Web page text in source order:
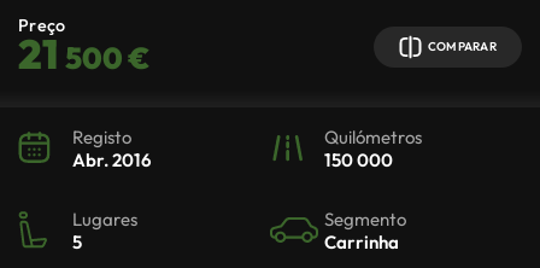
Preço
21 500 € COMPARAR
Registo
Abr. 2016
Quilómetros
150 000
Lugares
5
Segmento
Carrinha